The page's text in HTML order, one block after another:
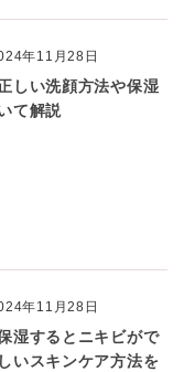
年11月28日
しい洗顔方法や保湿
て解説
年11月28日
湿するとニキビがで
いスキンケア方法を